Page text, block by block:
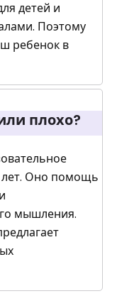
детей и
Поэтому
ребенок в
плохо?
лет. Оно помощь
мышления.